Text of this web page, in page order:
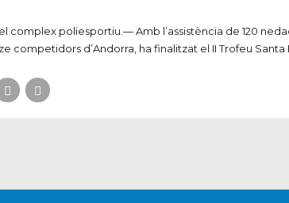
complex poliesportiu.— Amb l’assistència de 120
competidors d’Andorra, ha finalitzat el II Trofeu Santa